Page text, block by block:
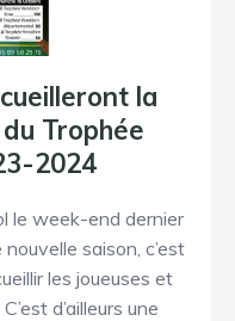
la
Trophée
2024
le week-end dernier
saison, c’est
les joueuses et
d’ailleurs une